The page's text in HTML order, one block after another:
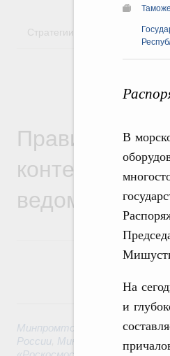
В
На
и
Стратегии
контексте
ведомств
Минпромторг России,Минфин
России Минсельхоз России